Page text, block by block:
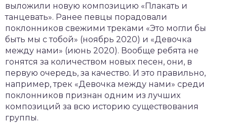
выложили новую композицию «Плакать и
танцевать». Ранее певцы порадовали
поклонников свежими треками «Это могли бы
быть мы с тобой» (ноябрь 2020) и «Девочка
между нами» (июнь 2020). Вообще ребята не
гонятся за количеством новых песен, они, в
первую очередь, за качество. И это правильно,
например, трек «Девочка между нами» среди
поклонников признан одним из лучших
композиций за всю историю существования
группы.